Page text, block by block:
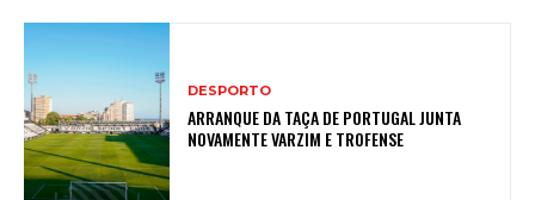
DESPORTO
ARRANQUE DA TAÇA DE PORTUGAL JUNTA
NOVAMENTE VARZIM E TROFENSE